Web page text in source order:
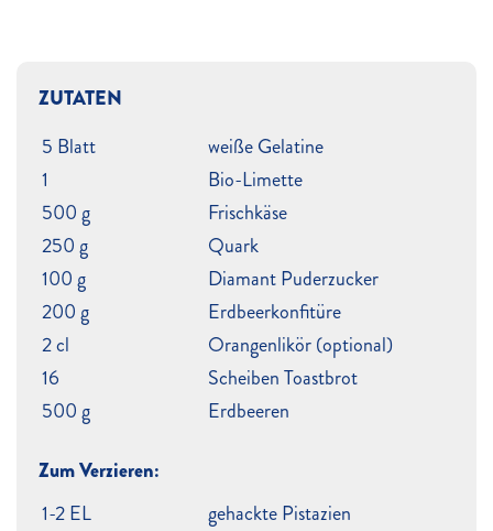
ZUTATEN
5 Blatt
weiße Gelatine
1
Bio-Limette
500 g
Frischkäse
250 g
Quark
100 g
Diamant Puderzucker
200 g
Erdbeerkonfitüre
2 cl
Orangenlikör (optional)
16
Scheiben Toastbrot
500 g
Erdbeeren
Zum Verzieren:
1-2 EL
gehackte Pistazien